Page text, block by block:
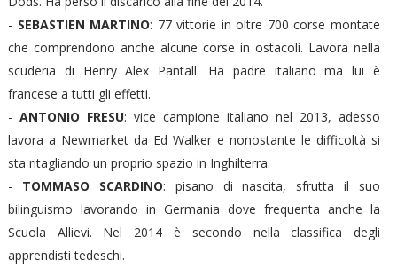
- SEBASTIEN MARTINO: 77 vittorie in oltre 700 corse montate
che comprendono anche alcune corse in ostacoli. Lavora nella
scuderia di Henry Alex Pantall. Ha padre italiano ma lui è
francese a tutti gli effetti.
- ANTONIO FRESU: vice campione italiano nel 2013, adesso
lavora a Newmarket da Ed Walker e nonostante le difficoltà si
sta ritagliando un proprio spazio in Inghilterra.
- TOMMASO SCARDINO: pisano di nascita, sfrutta il suo
bilinguismo lavorando in Germania dove frequenta anche la
Scuola Allievi. Nel 2014 è secondo nella classifica degli
apprendisti tedeschi.